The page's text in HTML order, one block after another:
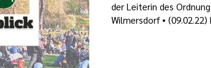
der Leiterin des
Wilmersdorf • (09.02.22)